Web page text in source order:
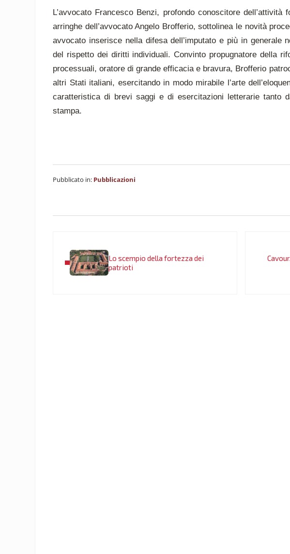
L’avvocato Francesco Benzi, profondo conoscitore
arringhe dell’avvocato Angelo Brofferio, sottolinea le novità
avvocato inserisce nella difesa dell’imputato e più in generale
del rispetto dei diritti individuali. Convinto propugnatore della
processuali, oratore di grande efficacia e bravura, Brofferio
altri Stati italiani, esercitando in modo mirabile l’arte
caratteristica di brevi saggi e di esercitazioni letterarie tanto
stampa.
Pubblicato in: Pubblicazioni
Lo scempio della fortezza dei
patrioti